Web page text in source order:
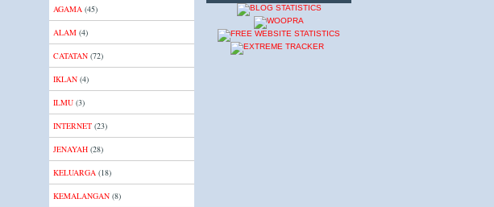
AGAMA (45)
ALAM (4)
CATATAN (72)
IKLAN (4)
ILMU (3)
INTERNET (23)
JENAYAH (28)
KELUARGA (18)
KEMALANGAN (8)